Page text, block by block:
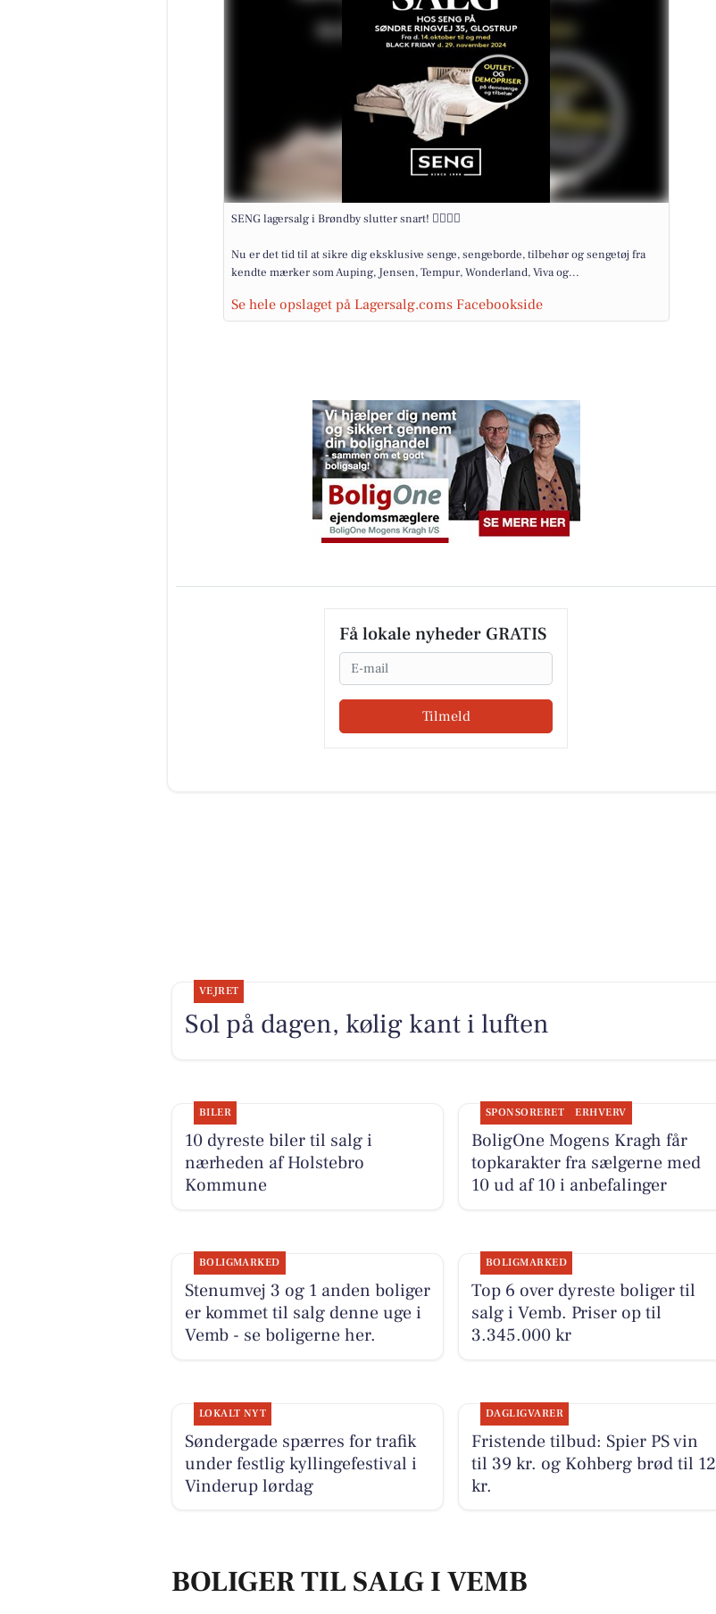
SENG lagersalg i Brøndby slutter snart! 🏃‍♀️🏃‍♂️
Nu er det tid til at sikre dig eksklusive senge, sengeborde, tilbehør og sengetøj fra
kendte mærker som Auping, Jensen, Tempur, Wonderland, Viva og...
Se hele opslaget på Lagersalg.coms Facebookside
Få lokale nyheder GRATIS
Email
Tilmeld
VEJRET
Sol på dagen, kølig kant i luften
BILER
10 dyreste biler til salg i
nærheden af Holstebro
Kommune
SPONSORERET ERHVERV
BoligOne Mogens Kragh får
topkarakter fra sælgerne med
10 ud af 10 i anbefalinger
BOLIGMARKED
Stenumvej 3 og 1 anden boliger
er kommet til salg denne uge i
Vemb - se boligerne her.
BOLIGMARKED
Top 6 over dyreste boliger til
salg i Vemb. Priser op til
3.345.000 kr
LOKALT NYT
Søndergade spærres for trafik
under festlig kyllingefestival i
Vinderup lørdag
DAGLIGVARER
Fristende tilbud: Spier PS vin
til 39 kr. og Kohberg brød til 12
kr.
BOLIGER TIL SALG I VEMB